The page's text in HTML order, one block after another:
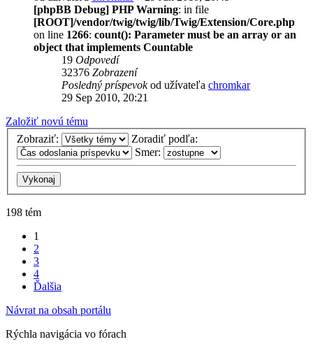
[phpBB Debug] PHP Warning: in file
[ROOT]/vendor/twig/twig/lib/Twig/Extension/Core.php
on line 1266: count(): Parameter must be an array or an
object that implements Countable
19 Odpovedí
32376 Zobrazení
Posledný príspevokod užívateľa chromkar
29 Sep 2010, 20:21
Založiť novú tému
Zobraziť:
Zoradiť podľa:
Smer:
198 tém
1
2
3
4
Ďalšia
Návrat na obsah portálu
Rýchla navigácia vo fórach